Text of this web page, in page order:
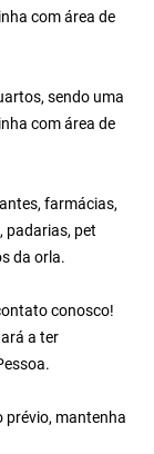
com área de
sendo uma
com área de
farmácias,
padarias, pet
da orla.
conosco!
a ter
prévio, mantenha